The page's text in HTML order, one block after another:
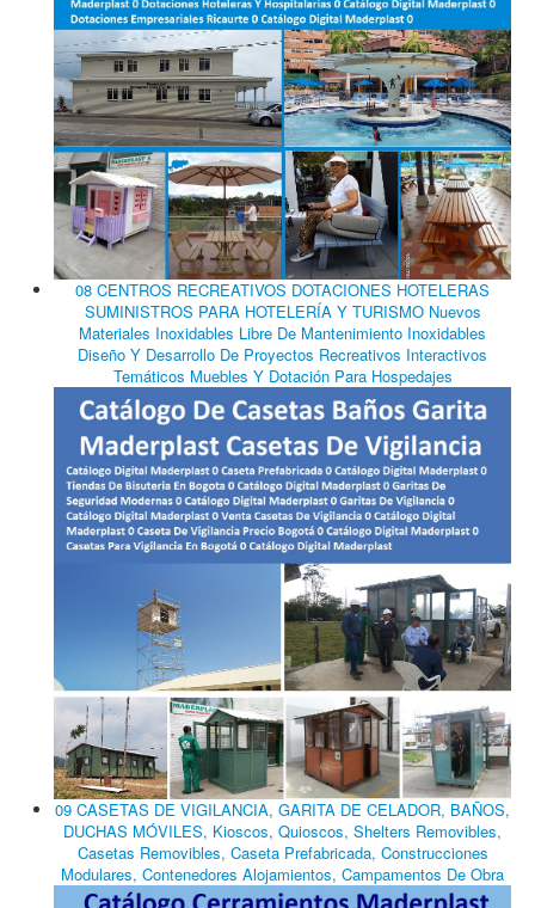
08 CENTROS RECREATIVOS DOTACIONES HOTELERAS
SUMINISTROS PARA HOTELERÍA Y TURISMO Nuevos
Materiales Inoxidables Libre De Mantenimiento Inoxidables
Diseño Y Desarrollo De Proyectos Recreativos Interactivos
Temáticos Muebles Y Dotación Para Hospedajes
09 CASETAS DE VIGILANCIA, GARITA DE CELADOR, BAÑOS,
DUCHAS MÓVILES, Kioscos, Quioscos, Shelters Removibles,
Casetas Removibles, Caseta Prefabricada, Construcciones
Modulares, Contenedores Alojamientos, Campamentos De Obra